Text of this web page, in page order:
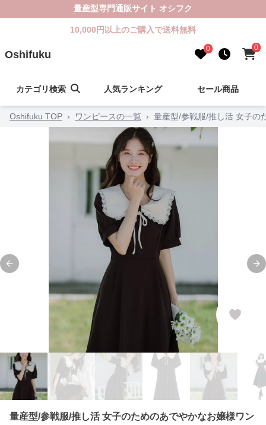
量産型専門通販サイト オシフク
10,000円以上のご購入で送料無料
Oshifuku 0 0
カテゴリ検索 人気ランキング セール商品
Oshifuku TOP › ワンピースの一覧 › 量産型/参戦服/推し活 女子
Previous slide
量産型/参戦服/推し活 女子のためのあでやかなお嬢様ワン